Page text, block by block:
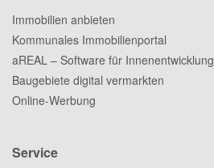
Immobilien anbieten
Kommunales Immobilienportal
aREAL – Software für Innenentwicklung
Baugebiete digital vermarkten
Online-Werbung
Service